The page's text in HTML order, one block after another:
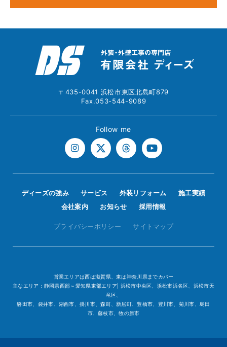
〒435-0041 浜松市東区北島町879
Fax.053-544-9089
Follow me
ディーズの強み サービス 外装リフォーム
施工実績
会社案内
お知らせ 採用情報
プライバシーポリシー サイトマップ
営業エリアは西は滋賀県、東は神奈川県までカバー
主なエリア：静岡県西部～愛知県東部エリア| 浜松市中央区、浜松市浜名区、浜松市天
竜区、
磐田市、袋井市、湖西市、掛川市、森町、新居町、豊橋市、豊川市、菊川市、島田
市、藤枝市、牧の原市